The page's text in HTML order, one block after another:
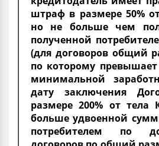
штраф в размере 50%
но не больше чем
полученной
(для договоров общий
по которому
минимальной
дату заключения
размере 200% от тела
больше удвоенной
потребителем по